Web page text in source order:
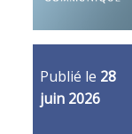
Publié le 28
juin 2026